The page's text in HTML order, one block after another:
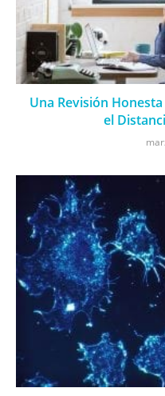
Una Revisión
el